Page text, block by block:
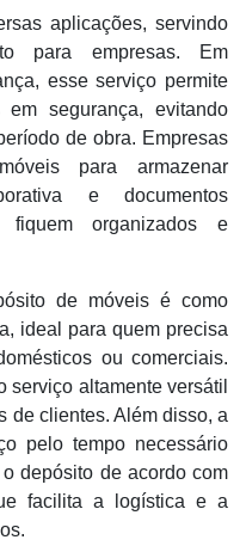
aplicações, servindo
para empresas. Em
esse serviço permite
segurança, evitando
de obra. Empresas
para armazenar
e documentos
fiquem organizados e
de móveis é como
ideal para quem precisa
ou comerciais.
serviço altamente versátil
de clientes. Além disso, a
pelo tempo necessário
depósito de acordo com
facilita a logística e a